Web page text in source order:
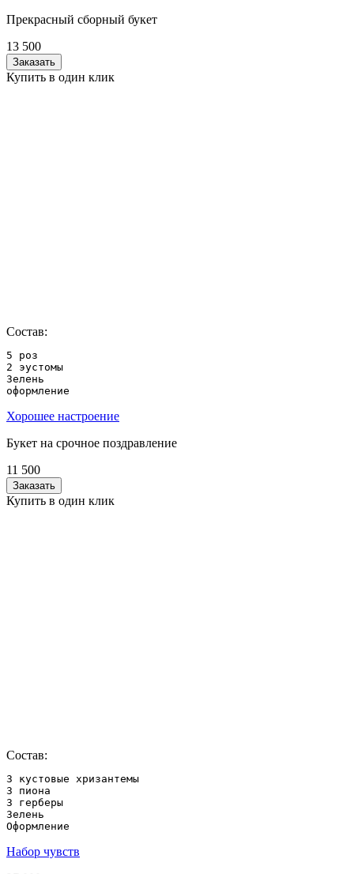
Прекрасный сборный букет
13 500
Заказать
Купить в один клик
Состав:
5 роз
2 эустомы
Зелень
Хорошее настроение
Букет на срочное поздравление
11 500
Заказать
Купить в один клик
Состав:
3 кустовые хризантемы
3 пиона
3 герберы
Зелень
Оформление
Набор чувств